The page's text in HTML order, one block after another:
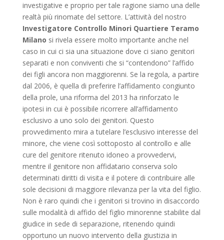
investigative e proprio per tale ragione siamo una delle
realtà più rinomate del settore. L’attività del nostro
Investigatore Controllo Minori Quartiere Teramo
Milano si rivela essere molto importante anche nel
caso in cui ci sia una situazione dove ci siano genitori
separati e non conviventi che si “contendono” l’affido
dei figli ancora non maggiorenni. Se la regola, a partire
dal 2006, è quella di preferire l’affidamento congiunto
della prole, una riforma del 2013 ha rinforzato le
ipotesi in cui è possibile ricorrere all’affidamento
esclusivo a uno solo dei genitori. Questo
provvedimento mira a tutelare l’esclusivo interesse del
minore, che viene così sottoposto al controllo e alle
cure del genitore ritenuto idoneo a provvedervi,
mentre il genitore non affidatario conserva solo
determinati diritti di visita e il potere di contribuire alle
sole decisioni di maggiore rilevanza per la vita del figlio.
Non è raro quindi che i genitori si trovino in disaccordo
sulle modalità di affido del figlio minorenne stabilite dal
giudice in sede di separazione, ritenendo quindi
opportuno un nuovo intervento della giustizia in